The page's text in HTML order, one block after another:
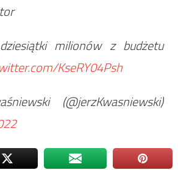
milionów z budżetu
KseRY04Psh
(@jerzKwasniewski)